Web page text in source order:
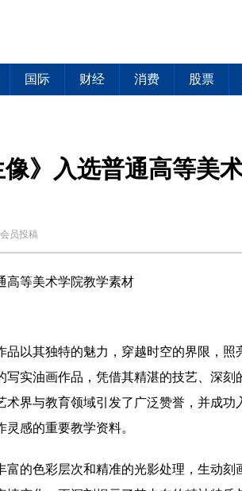
国际 财经 消费 股票
》入选普通高等美
员投稿
高等美术学院教学素材
品以其独特的魅力，穿越时空的界限，照
实油画作品，凭借其精湛的技艺、深刻
术界与教育领域引发了广泛赞誉，并成功
感的重要教学资料。
富的色彩层次和精准的光影处理，生动刻